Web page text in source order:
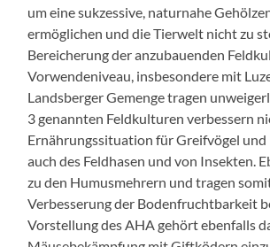
um eine sukzessive, naturnahe
ermöglichen und die Tierwelt nicht zu
Bereicherung der anzubauenden
Vorwendeniveau, insbesondere mit
Landsberger Gemenge tragen
3 genannten Feldkulturen verbessern
Ernährungssituation für Greifvögel und
auch des Feldhasen und von Insekten.
zu den Humusmehrern und tragen
Verbesserung der Bodenfruchtbarkeit
Vorstellung des AHA gehört ebenfalls